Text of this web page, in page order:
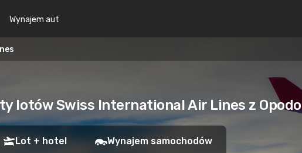
Wynajem aut
lotów Swiss International Air Lines z Opodo
Lot + hotel Wynajem samochodów